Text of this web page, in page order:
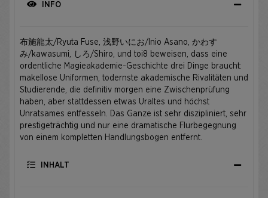
INFO
布施龍太/Ryuta Fuse, 浅野いにお/Inio Asano, かわす
み/kawasumi, しろ/Shiro, und toi8 beweisen, dass eine
ordentliche Magieakademie-Geschichte drei Dinge braucht:
makellose Uniformen, todernste akademische Rivalitäten und
Studierende, die definitiv morgen eine Zwischenprüfung
haben, aber stattdessen etwas Uraltes und höchst
Unratsames entfesseln. Das Ganze ist sehr diszipliniert, sehr
prestigeträchtig und nur eine dramatische Flurbegegnung
von einem kompletten Handlungsbogen entfernt.
INHALT